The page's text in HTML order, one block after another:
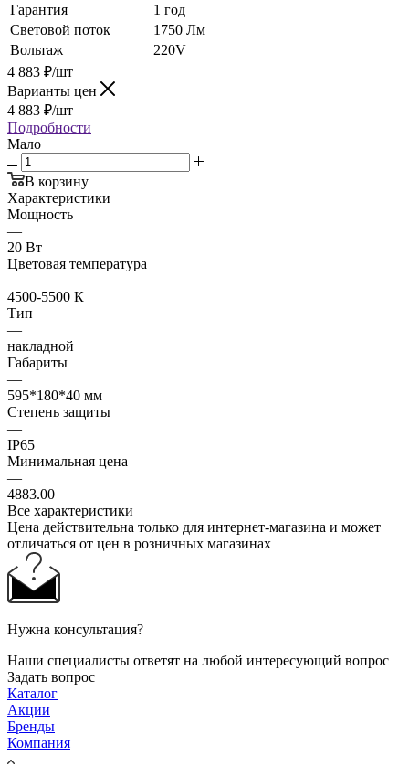
Гарантия
1 год
Световой поток
1750 Лм
Вольтаж
220V
4 883 ₽/шт
Варианты цен
4 883 ₽/шт
Подробности
Мало
В корзину
Характеристики
Мощность
—
20 Вт
Цветовая температура
—
4500-5500 К
Тип
—
накладной
Габариты
—
595*180*40 мм
Степень защиты
—
IP65
Минимальная цена
—
4883.00
Все характеристики
Цена действительна только для интернет-магазина и может
отличаться от цен в розничных магазинах
Нужна консультация?
Наши специалисты ответят на любой интересующий вопрос
Задать вопрос
Каталог
Акции
Бренды
Компания